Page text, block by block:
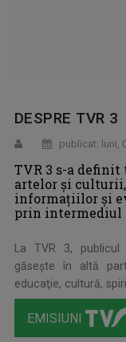
DESPRE TVR 3
publicat: luni,
TVR 3 s-a
artelor şi
informaţiilor şi
prin intermediul
La TVR 3,
găseşte în altă
educaţie, cultură,
EMISIUNI